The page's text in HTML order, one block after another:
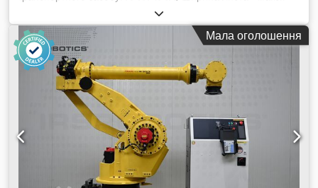
130 мм Діаметр вирівнюючих валків: 40 мм Кількість
вирівнюючих валків: 5 Тягнучі валки: 2+2 Товщина листа -
мін.: 0,4 мм Товщина листа - макс.: 3,5 мм Cedpfx Abjcxxx
Rs Tsrf Вага: 0,4 т Габарити приблизно: 0,6x0,65x1,15 м
Листоправильна машина з інтегрованим плавно
регульованим VARI-приводом, реверсивний рух (правий/
лівий напрямок), перемикач режимів роботи для ручного й
автоматичного режимів, роликовий лоток для подачі,
аналоговий дисплей для відображення позиції вирівнюючих
роликів, регулювання позиції роликів маховиками,
автоматичне регулювання петлі стрічки, дуже добрий
Мала оголошення